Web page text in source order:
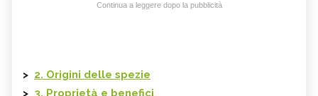
Continua a leggere dopo la pubblicità
> 2. Origini delle spezie
> 3. Proprietà e benefici